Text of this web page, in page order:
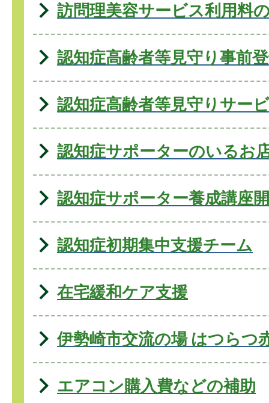
訪問理美容サービス利用料
認知症高齢者等見守り事前
認知症高齢者等見守りサー
認知症サポーターのいるお
認知症サポーター養成講座
認知症初期集中支援チーム
在宅緩和ケア支援
伊勢崎市交流の場 はつらつ
エアコン購入費などの補助